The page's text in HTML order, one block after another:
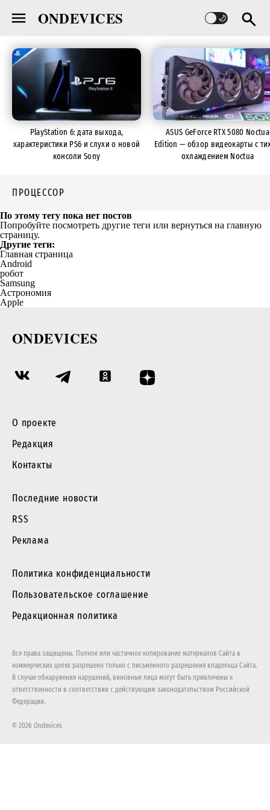
ONDEVICES
PlayStation 6: дата выхода,
характеристики PS6 и слухи о новой
консоли Sony
ASUS GeForce RTX 5080 Noctua
Edition — обзор видеокарты с
охлаждением Noctua
ПРОЦЕССОР
По этому тегу пока нет постов
Попробуйте посмотреть другие теги или вернуться на главную
страницу.
Другие теги:
Главная страница
Android
робот
Samsung
Астрономия
Apple
ONDEVICES
О проекте
Редакция
Контакты
Последние новости
RSS
Реклама
Политика конфиденциальности
Пользовательское соглашение
Редакционная политика
Все права защищены. Полное или частичное копирование материалов Сайта в
коммерческих целях разрешено только с письменного разрешения владельца Сайта.
В случае обнаружения нарушений, виновные лица могут быть привлечены к
ответственности в соответствии с действующим законодательством Российской
Федерации.
© 2026 Ondevices